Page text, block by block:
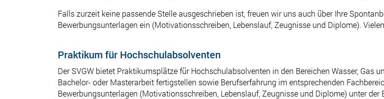
Falls zurzeit keine passende Stelle ausgeschrieben ist, freuen wir uns auch über Ihre
Bewerbungsunterlagen ein (Motivationsschreiben, Lebenslauf, Zeugnisse und Diplome).
Praktikum für Hochschulabsolventen
Der SVGW bietet Praktikumsplätze für Hochschulabsolventen in den Bereichen Wasser, Gas
Bachelor- oder Masterarbeit fertigstellen sowie Berufserfahrung im entsprechenden
Bewerbungsunterlagen (Motivationsschreiben, Lebenslauf, Zeugnisse und Diplome) unter der